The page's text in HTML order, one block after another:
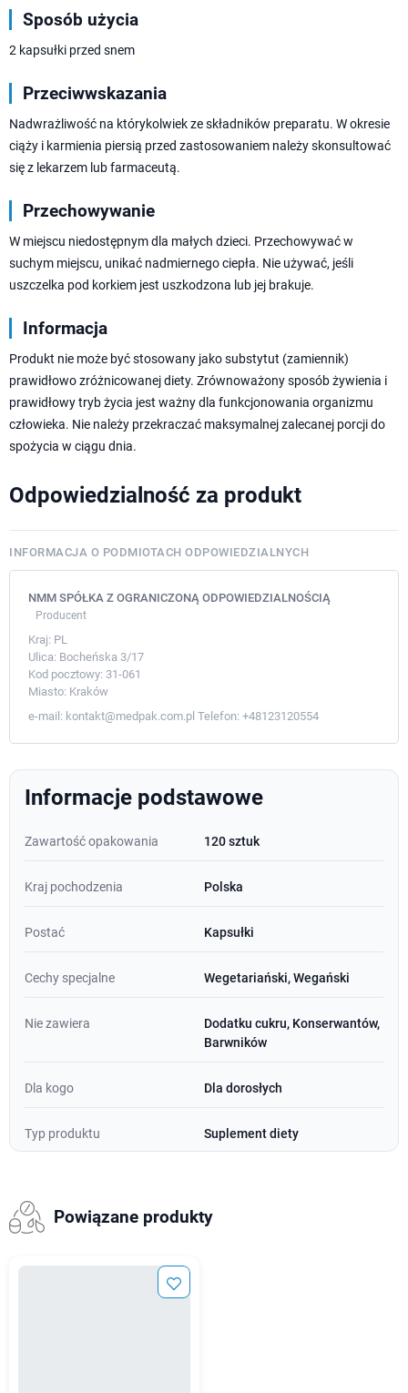
Sposób użycia
2 kapsułki przed snem
Przeciwwskazania
Nadwrażliwość na którykolwiek ze składników preparatu. W okresie
ciąży i karmienia piersią przed zastosowaniem należy skonsultować
się z lekarzem lub farmaceutą.
Przechowywanie
W miejscu niedostępnym dla małych dzieci. Przechowywać w
suchym miejscu, unikać nadmiernego ciepła. Nie używać, jeśli
uszczelka pod korkiem jest uszkodzona lub jej brakuje.
Informacja
Produkt nie może być stosowany jako substytut (zamiennik)
prawidłowo zróżnicowanej diety. Zrównoważony sposób żywienia i
prawidłowy tryb życia jest ważny dla funkcjonowania organizmu
człowieka. Nie należy przekraczać maksymalnej zalecanej porcji do
spożycia w ciągu dnia.
Odpowiedzialność za produkt
INFORMACJA O PODMIOTACH ODPOWIEDZIALNYCH
NMM SPÓŁKA Z OGRANICZONĄ ODPOWIEDZIALNOŚCIĄ
Producent
Kraj: PL
Ulica: Bocheńska 3/17
Kod pocztowy: 31-061
Miasto: Kraków
e-mail: kontakt@medpak.com.pl Telefon: +48123120554
Informacje podstawowe
Zawartość opakowania 120 sztuk
Kraj pochodzenia Polska
Postać Kapsułki
Cechy specjalne Wegetariański, Wegański
Nie zawiera
Dodatku cukru, Konserwantów,
Barwników
Dla kogo Dla dorosłych
Typ produktu Suplement diety
Powiązane produkty